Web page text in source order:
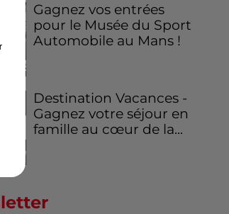
Gagnez vos entrées
pour le Musée du Sport
Automobile au Mans !
Destination Vacances -
Gagnez votre séjour en
famille au cœur de la...